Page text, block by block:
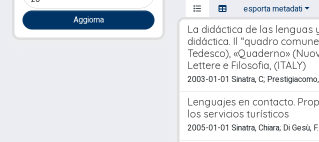
esporta metadati
La didáctica de las lenguas
didáctica. Il “quadro
Tedesco), «Quaderno»
Lettere e Filosofia, (ITALY)
2003-01-01 Sinatra, C;
Lenguajes en contacto.
los servicios turísticos
2005-01-01 Sinatra, Chiara; Di Gesù, F.